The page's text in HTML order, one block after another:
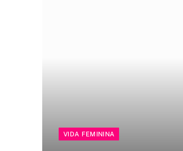
VIDA FEMININA